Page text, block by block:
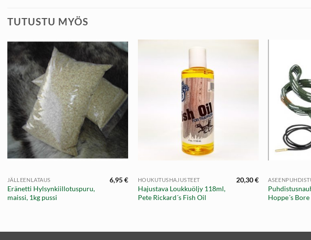
TUTUSTU MYÖS
JÄLLEENLATAUS
Eränetti Hylsynkiillotuspuru,
maissi, 1kg pussi
6,95€ HOUKUTUSHAJUSTEET
Hajustava Loukkuöljy 118ml,
Pete Rickard´s Fish Oil
20,30€
+
Hoppe´s Bore